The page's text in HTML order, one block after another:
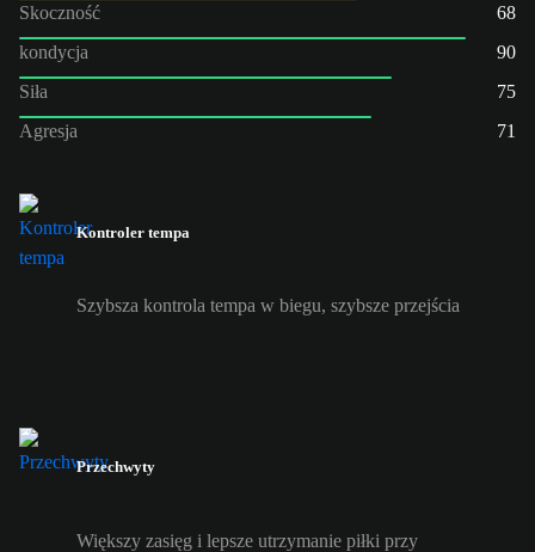
Skoczność
68
kondycja
90
Siła
75
Agresja
71
Kontroler tempa
Szybsza kontrola tempa w biegu, szybsze przejścia
Przechwyty
Większy zasięg i lepsze utrzymanie piłki przy